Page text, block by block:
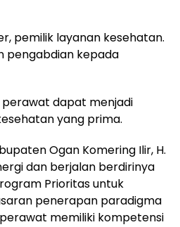
pemilik layanan kesehatan.
pengabdian kepada
dapat menjadi
yang prima.
Ogan Komering Ilir, H.
dan berjalan berdirinya
Prioritas untuk
penerapan paradigma
memiliki kompetensi